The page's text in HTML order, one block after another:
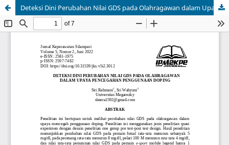
Deteksi Dini Perubahan Nilai GDS pada Olahragawan dalam Upaya Pencegahan Penggunaan Doping